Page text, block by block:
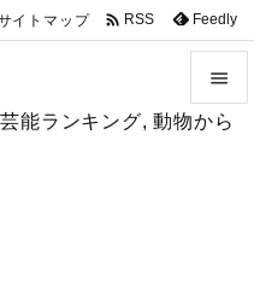
能ランキング, 動物から


イトマップ  RSS Feedly